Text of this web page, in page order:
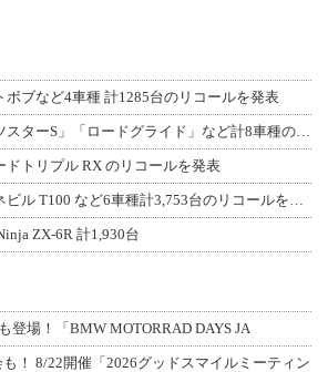
ボブなど4車種 計1285台のリコールを発表
【ハーレー】「スポーツスターS」「ロードグライド」など計8車種のリコールを発表
ドトリプル RX のリコールを発表
【トライアンフ】ボンネビル T100 など6車種計3,753台のリコールを発表
ZX-6R 計1,930台
登場！「BMW MOTORRAD DAYS JA
！ 8/22開催「2026グッドスマイルミーティン